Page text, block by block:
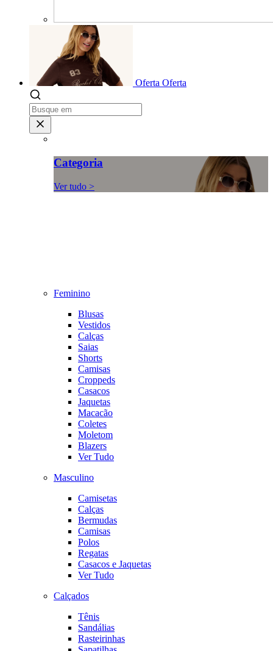
Oferta Oferta
Categoria
Ver tudo >
Feminino
Blusas
Vestidos
Calças
Saias
Shorts
Camisas
Croppeds
Casacos
Jaquetas
Macacão
Coletes
Moletom
Blazers
Ver Tudo
Masculino
Camisetas
Calças
Bermudas
Camisas
Polos
Regatas
Casacos e Jaquetas
Ver Tudo
Calçados
Tênis
Sandálias
Rasteirinhas